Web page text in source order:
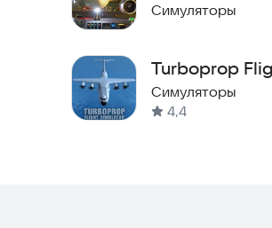
Симуляторы
Turboprop
Симуляторы
4,4